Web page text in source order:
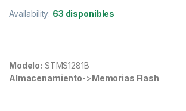
Availability: 63 disponibles
Modelo: STMS1281B
Almacenamiento-> Memorias Flash